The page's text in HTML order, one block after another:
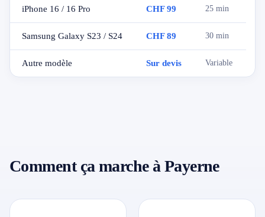
iPhone 16 / 16 Pro CHF 99 25 min
Samsung Galaxy S23 / S24 CHF 89 30 min
Autre modèle Sur devis Variable
Comment ça marche à Payerne